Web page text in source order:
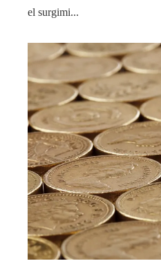
el surgimi...